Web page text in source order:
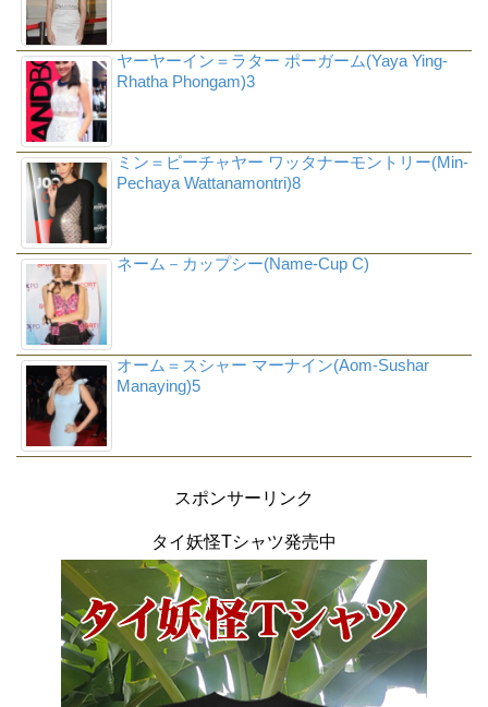
ヤーヤーイン＝ラター ポーガーム(Yaya Ying-
Rhatha Phongam)3
ミン＝ピーチャヤー ワッタナーモントリー(Min-
Pechaya Wattanamontri)8
ネーム－カップシー(Name-Cup C)
オーム＝スシャー マーナイン(Aom-Sushar
Manaying)5
スポンサーリンク
タイ妖怪Tシャツ発売中